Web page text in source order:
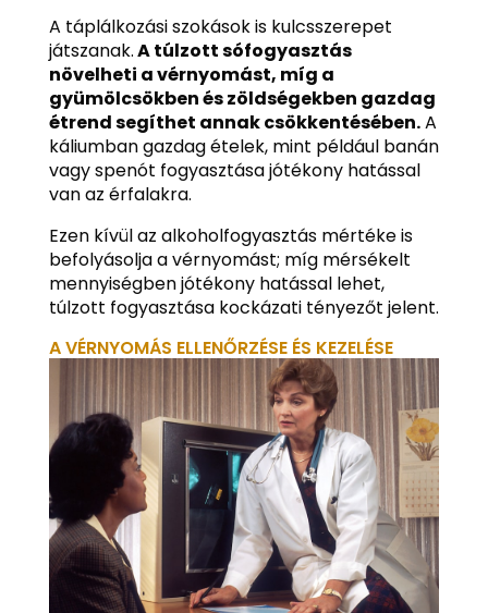
A táplálkozási szokások is kulcsszerepet
játszanak.A túlzott sófogyasztás
növelheti a vérnyomást, míg a
gyümölcsökben és zöldségekben gazdag
étrend segíthet annak csökkentésében.A
káliumban gazdag ételek, mint például banán
vagy spenót fogyasztása jótékony hatással
van az érfalakra.
Ezen kívül az alkoholfogyasztás mértéke is
befolyásolja a vérnyomást; míg mérsékelt
mennyiségben jótékony hatással lehet,
túlzott fogyasztása kockázati tényezőt jelent.
A VÉRNYOMÁS ELLENŐRZÉSE ÉS KEZELÉSE